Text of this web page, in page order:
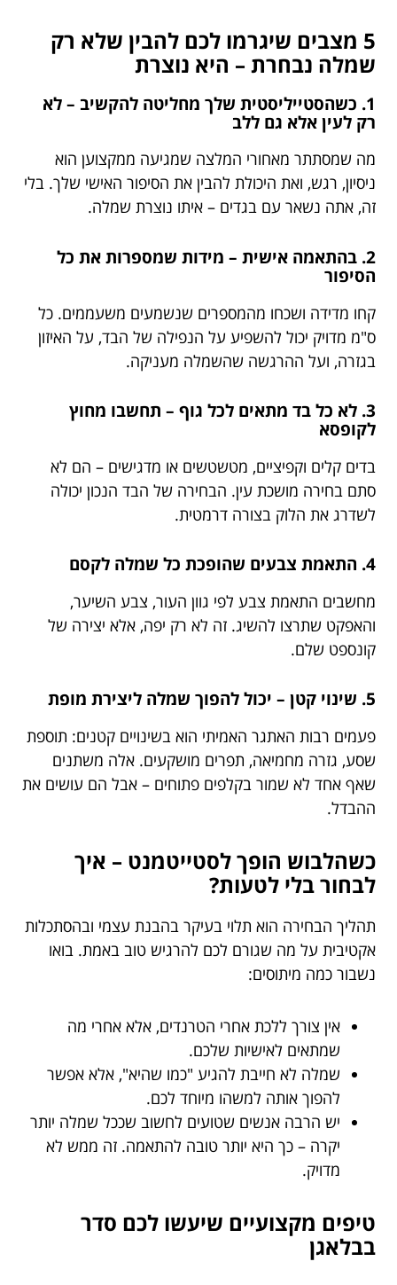
5 מצבים שיגרמו לכם להבין שלא רק
שמלה נבחרת – היא נוצרת
1. כשהסטייליסטית שלך מחליטה להקשיב – לא
רק לעין אלא גם ללב
מה שמסתתר מאחורי המלצה שמגיעה ממקצוען הוא
ניסיון, רגש, ואת היכולת להבין את הסיפור האישי שלך. בלי
זה, אתה נשאר עם בגדים – איתו נוצרת שמלה.
2. בהתאמה אישית – מידות שמספרות את כל
הסיפור
קחו מדידה ושכחו מהמספרים שנשמעים משעממים. כל
ס"מ מדויק יכול להשפיע על הנפילה של הבד, על האיזון
בגזרה, ועל ההרגשה שהשמלה מעניקה.
3. לא כל בד מתאים לכל גוף – תחשבו מחוץ
לקופסא
בדים קלים וקפיציים, מטשטשים או מדגישים – הם לא
סתם בחירה מושכת עין. הבחירה של הבד הנכון יכולה
לשדרג את הלוק בצורה דרמטית.
4. התאמת צבעים שהופכת כל שמלה לקסם
מחשבים התאמת צבע לפי גוון העור, צבע השיער,
והאפקט שתרצו להשיג. זה לא רק יפה, אלא יצירה של
קונספט שלם.
5. שינוי קטן – יכול להפוך שמלה ליצירת מופת
פעמים רבות האתגר האמיתי הוא בשינויים קטנים: תוספת
שסע, גזרה מחמיאה, תפרים מושקעים. אלה משתנים
שאף אחד לא שמור בקלפים פתוחים – אבל הם עושים את
ההבדל.
כשהלבוש הופך לסטייטמנט – איך
לבחור בלי לטעות?
תהליך הבחירה הוא תלוי בעיקר בהבנת עצמי ובהסתכלות
אקטיבית על מה שגורם לכם להרגיש טוב באמת. בואו
נשבור כמה מיתוסים:
אין צורך ללכת אחרי הטרנדים, אלא אחרי מה
שמתאים לאישיות שלכם.
שמלה לא חייבת להגיע "כמו שהיא", אלא אפשר
להפוך אותה למשהו מיוחד לכם.
יש הרבה אנשים שטועים לחשוב שככל שמלה יותר
יקרה – כך היא יותר טובה להתאמה. זה ממש לא
מדויק.
טיפים מקצועיים שיעשו לכם סדר
בבלאגן